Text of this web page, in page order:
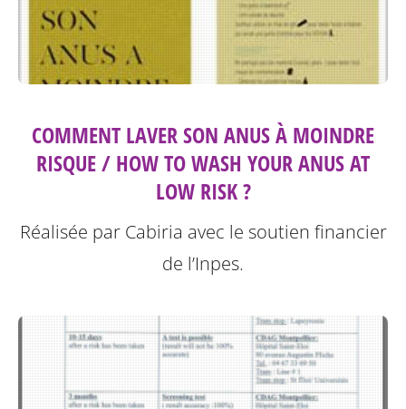
COMMENT LAVER SON ANUS À MOINDRE
RISQUE / HOW TO WASH YOUR ANUS AT
LOW RISK ?
Réalisée par Cabiria avec le soutien financier
de l’Inpes.